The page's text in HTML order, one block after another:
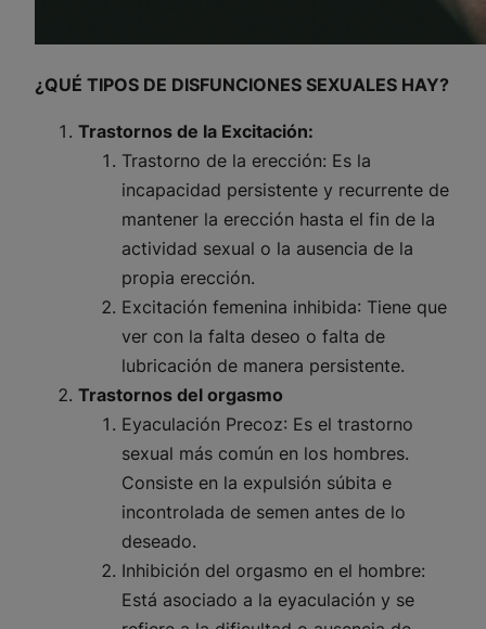
¿QUÉ TIPOS DE DISFUNCIONES SEXUALES HAY?
Trastornos de la Excitación:
Trastorno de la erección: Es la
incapacidad persistente y recurrente de
mantener la erección hasta el fin de la
actividad sexual o la ausencia de la
propia erección.
Excitación femenina inhibida: Tiene que
ver con la falta deseo o falta de
lubricación de manera persistente.
Trastornos del orgasmo
Eyaculación Precoz: Es el trastorno
sexual más común en los hombres.
Consiste en la expulsión súbita e
incontrolada de semen antes de lo
deseado.
Inhibición del orgasmo en el hombre:
Está asociado a la eyaculación y se